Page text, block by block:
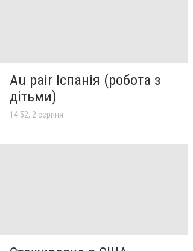
Au pair Іспанія (робота з
дітьми)
14:52, 2 серпня